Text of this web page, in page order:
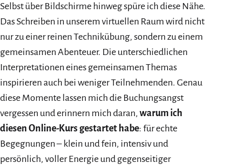
Selbst über Bildschirme hinweg spüre ich diese Nähe.
Das Schreiben in unserem virtuellen Raum wird nicht
nur zu einer reinen Technikübung, sondern zu einem
gemeinsamen Abenteuer. Die unterschiedlichen
Interpretationen eines gemeinsamen Themas
inspirieren auch bei weniger Teilnehmenden. Genau
diese Momente lassen mich die Buchungsangst
vergessen und erinnern mich daran, warum ich
diesen Online-Kurs gestartet habe: für echte
Begegnungen – klein und fein, intensiv und
persönlich, voller Energie und gegenseitiger